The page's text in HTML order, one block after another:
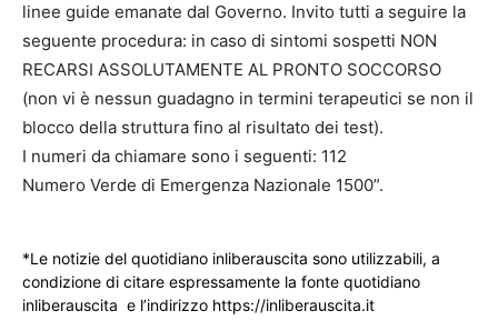
linee guide emanate dal Governo. Invito tutti a seguire la
seguente procedura: in caso di sintomi sospetti NON
RECARSI ASSOLUTAMENTE AL PRONTO SOCCORSO
(non vi è nessun guadagno in termini terapeutici se non il
blocco della struttura fino al risultato dei test).
I numeri da chiamare sono i seguenti: 112
Numero Verde di Emergenza Nazionale 1500”.
*Le notizie del quotidiano inliberauscita sono utilizzabili, a
condizione di citare espressamente la fonte quotidiano
inliberauscita e l’indirizzo https://inliberauscita.it